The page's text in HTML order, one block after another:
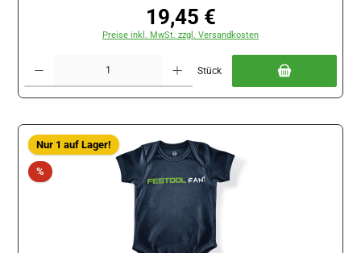
Regulärer Preis:
19,45 €
Preise inkl. MwSt. zzgl. Versandkosten
Stück
Nur 1 auf Lager!
%Rabatt